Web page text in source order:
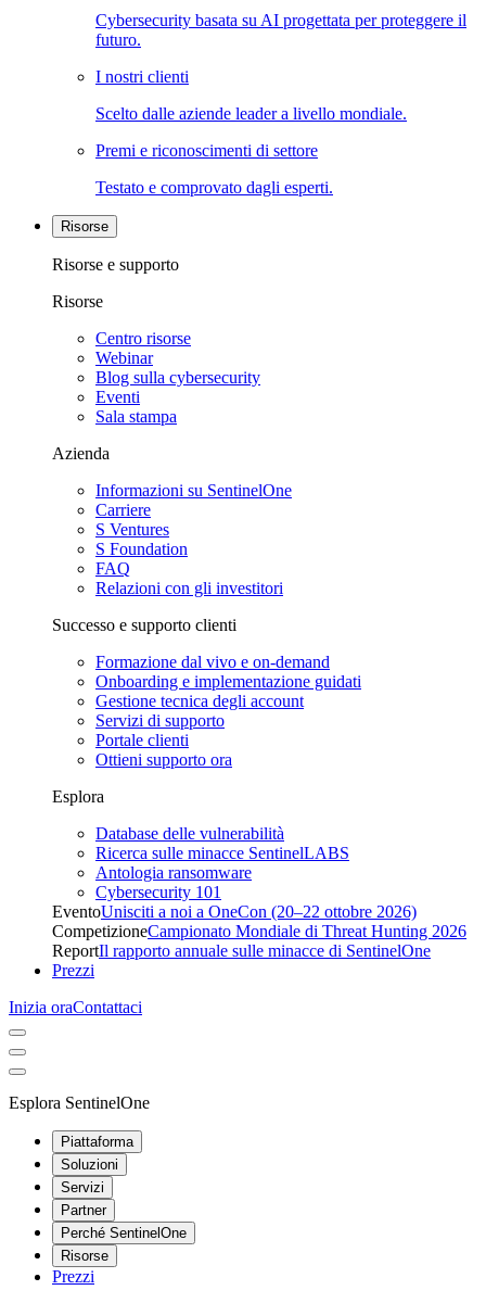
Cybersecurity basata su AI progettata per proteggere il
futuro.
I nostri clienti
Scelto dalle aziende leader a livello mondiale.
Premi e riconoscimenti di settore
Testato e comprovato dagli esperti.
Risorse
Risorse e supporto
Risorse
Centro risorse
Webinar
Blog sulla cybersecurity
Eventi
Sala stampa
Azienda
Informazioni su SentinelOne
Carriere
S Ventures
S Foundation
FAQ
Relazioni con gli investitori
Successo e supporto clienti
Formazione dal vivo e on-demand
Onboarding e implementazione guidati
Gestione tecnica degli account
Servizi di supporto
Portale clienti
Ottieni supporto ora
Esplora
Database delle vulnerabilità
Ricerca sulle minacce SentinelLABS
Antologia ransomware
Cybersecurity 101
EventoUnisciti a noi a OneCon (20–22 ottobre 2026)
CompetizioneCampionato Mondiale di Threat Hunting 2026
ReportIl rapporto annuale sulle minacce di SentinelOne
Prezzi
Inizia oraContattaci
Esplora SentinelOne
Piattaforma
Soluzioni
Servizi
Partner
Perché SentinelOne
Risorse
Prezzi